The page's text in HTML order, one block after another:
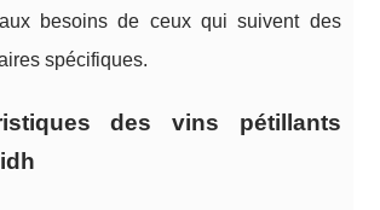
besoins de ceux qui suivent des
spécifiques.
des vins pétillants